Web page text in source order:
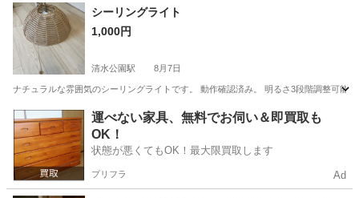
千葉 船橋市 ソファ
シーリングライト
1,000円
清水公園駅 8月7日
ナチュラルな雰囲気のシーリングライトです。 動作確認済み。 明るさ3段階調整可
千葉 野田市 清水公園駅 照明器具 シーリングライト
運べない家具、無料でお伺い＆即買取も
OK！
状態が悪くてもOK！最大限買取します
プリフラ Ad